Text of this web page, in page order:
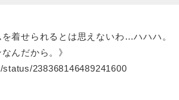
着せられるとは思えないわ…ハハハ。
んだから。》
238368146489241600